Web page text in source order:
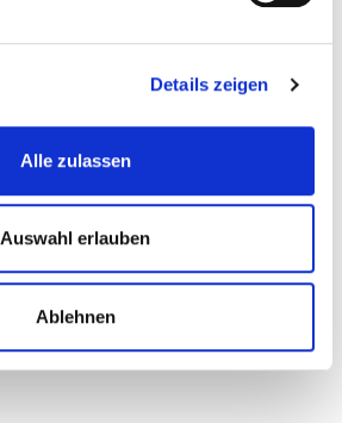
Details zeigen
Alle zulassen
Auswahl erlauben
Ablehnen